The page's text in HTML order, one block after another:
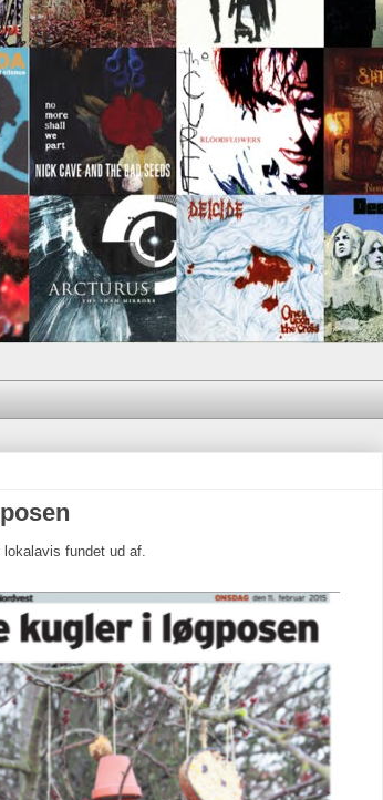
fundet ud af.